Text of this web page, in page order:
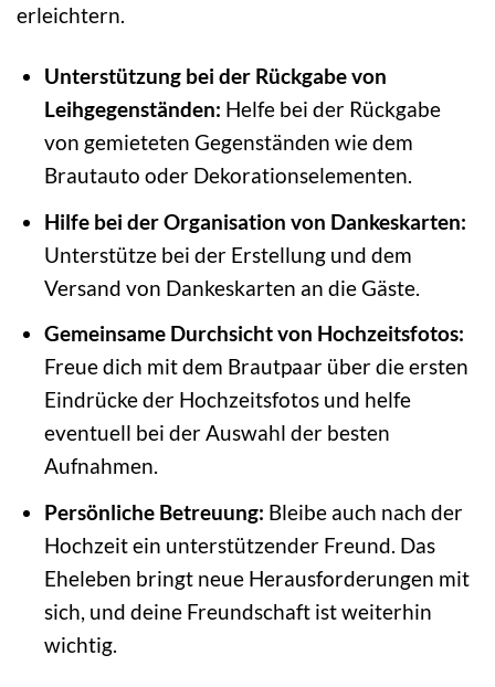
erleichtern.
Unterstützung bei der Rückgabe von
Leihgegenständen: Helfe bei der Rückgabe
von gemieteten Gegenständen wie dem
Brautauto oder Dekorationselementen.
Hilfe bei der Organisation von Dankeskarten:
Unterstütze bei der Erstellung und dem
Versand von Dankeskarten an die Gäste.
Gemeinsame Durchsicht von Hochzeitsfotos:
Freue dich mit dem Brautpaar über die ersten
Eindrücke der Hochzeitsfotos und helfe
eventuell bei der Auswahl der besten
Aufnahmen.
Persönliche Betreuung: Bleibe auch nach der
Hochzeit ein unterstützender Freund. Das
Eheleben bringt neue Herausforderungen mit
sich, und deine Freundschaft ist weiterhin
wichtig.